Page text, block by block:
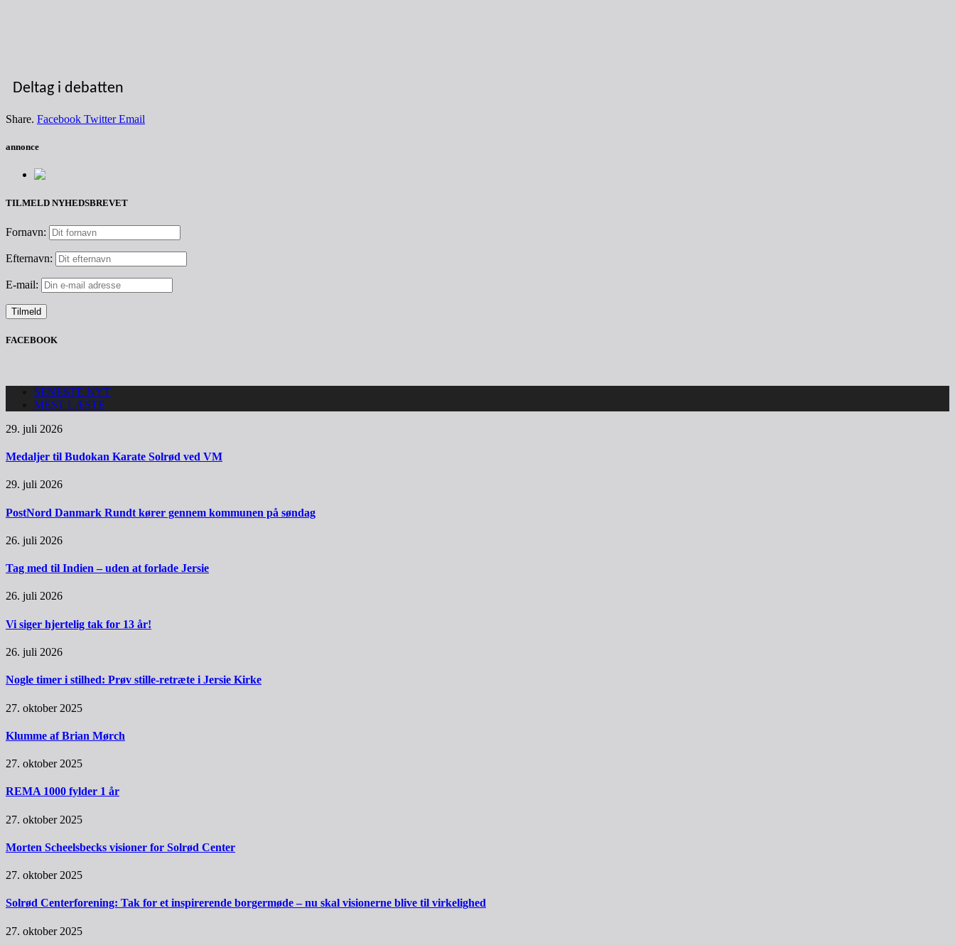
Deltag i debatten
Share. Facebook Twitter Email
annonce
TILMELD NYHEDSBREVET
Fornavn:
Efternavn:
E-mail:
FACEBOOK
SENESTE NYT
MEST LÆSTE
29. juli 2026
Medaljer til Budokan Karate Solrød ved VM
29. juli 2026
PostNord Danmark Rundt kører gennem kommunen på søndag
26. juli 2026
Tag med til Indien – uden at forlade Jersie
26. juli 2026
Vi siger hjertelig tak for 13 år!
26. juli 2026
Nogle timer i stilhed: Prøv stille-retræte i Jersie Kirke
27. oktober 2025
Klumme af Brian Mørch
27. oktober 2025
REMA 1000 fylder 1 år
27. oktober 2025
Morten Scheelsbecks visioner for Solrød Center
27. oktober 2025
Solrød Centerforening: Tak for et inspirerende borgermøde – nu skal visionerne blive til virkelighed
27. oktober 2025